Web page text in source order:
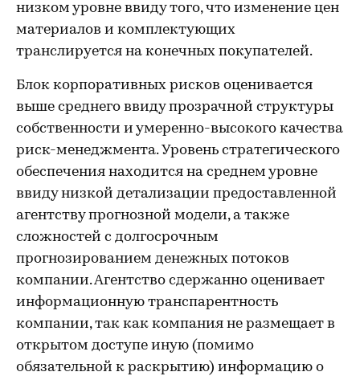
низком уровне ввиду того, что изменение цен
материалов и комплектующих
транслируется на конечных покупателей.
Блок корпоративных рисков оценивается
выше среднего ввиду прозрачной структуры
собственности и умеренно-высокого качества
риск-менеджмента. Уровень стратегического
обеспечения находится на среднем уровне
ввиду низкой детализации предоставленной
агентству прогнозной модели, а также
сложностей с долгосрочным
прогнозированием денежных потоков
компании. Агентство сдержанно оценивает
информационную транспарентность
компании, так как компания не размещает в
открытом доступе иную (помимо
обязательной к раскрытию) информацию о